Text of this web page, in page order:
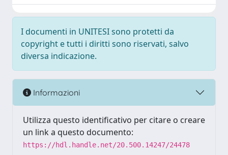
I documenti in UNITESI sono protetti da
copyright e tutti i diritti sono riservati, salvo
diversa indicazione.
Informazioni
Utilizza questo identificativo per citare o creare
un link a questo documento:
https://hdl.handle.net/20.500.14247/24478